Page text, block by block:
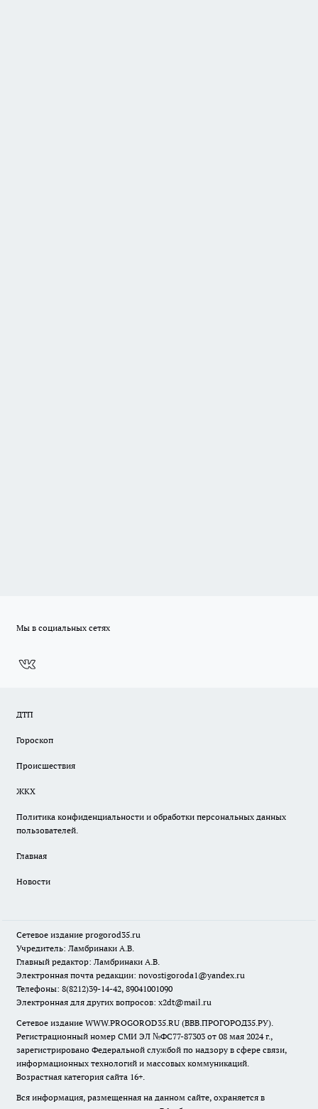
Мы в социальных сетях
ДТП
Гороскоп
Происшествия
ЖКХ
Политика конфиденциальности и обработки персональных данных
пользователей.
Главная
Новости
Сетевое издание progorod35.ru
Учредитель: Ламбринаки А.В.
Главный редактор: Ламбринаки А.В.
Электронная почта редакции: novostigoroda1@yandex.ru
Телефоны: 8(8212)39-14-42, 89041001090
Электронная для других вопросов: x2dt@mail.ru
Сетевое издание WWW.PROGOROD35.RU (ВВВ.ПРОГОРОД35.РУ).
Регистрационный номер СМИ ЭЛ №ФС77-87303 от 08 мая 2024 г.,
зарегистрировано Федеральной службой по надзору в сфере связи,
информационных технологий и массовых коммуникаций.
Возрастная категория сайта 16+.
Вся информация, размещенная на данном сайте, охраняется в